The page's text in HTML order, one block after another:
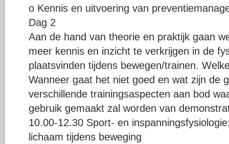
o Kennis en uitvoering van
Dag 2
Aan de hand van theorie en praktijk gaan
meer kennis en inzicht te verkrijgen in de
plaatsvinden tijdens bewegen/trainen.
Wanneer gaat het niet goed en wat zijn de
verschillende trainingsaspecten aan bod
gebruik gemaakt zal worden van
10.00-12.30 Sport- en
lichaam tijdens beweging